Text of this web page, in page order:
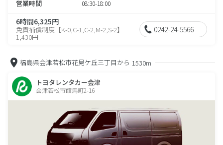
営業時間 08:30-18:00
6時間6,325円
免責補償制度【K-0,C-1,C-2,M-2,S-2】
1,430円
0242-24-5566
福島県会津若松市花見ケ丘三丁目から 1530m
トヨタレンタカー会津
会津若松市館馬町2-16